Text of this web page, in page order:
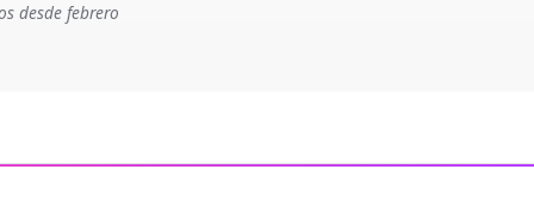
desde febrero